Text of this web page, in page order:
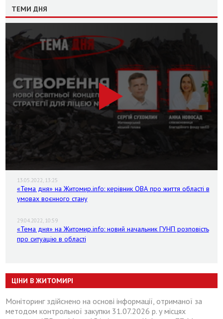
ТЕМИ ДНЯ
13.05.2022, 13:25
«Тема дня» на Житомир.info: керівник ОВА про життя області в
умовах воєнного стану
29.04.2022, 10:59
«Тема дня» на Житомир.info: новий начальник ГУНП розповість
про ситуацію в області
ЦІНИ В ЖИТОМИРІ
Моніторинг здійснено на основі інформації, отриманої за
методом контрольної закупки 31.07.2026 р. у місцях